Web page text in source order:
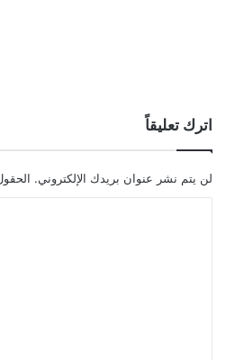
اترك تعليقاً
لن يتم نشر عنوان بريدك الإلكتروني.